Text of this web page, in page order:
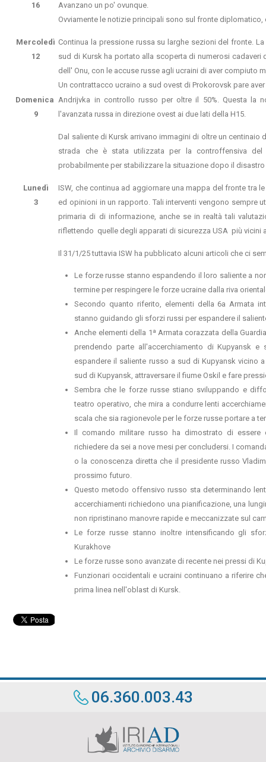
16​
Avanzano un po' ovunque.
Ovviamente le notizie principali sono sul fronte
Mercoledì
12
Continua la pressione russa su larghe sezioni del fronte.
sud di Kursk ha portato alla scoperta di numerosi
dell' Onu, con le accuse russe agli ucraini di aver compiuto
Un contrattacco ucraino a sud ovest di Prokorovsk pare
Domenica
9
Andrijvka in controllo russo per oltre il 50%. Questa la
l'avanzata russa in direzione ovest ai due lati della H15.
Dal saliente di Kursk arrivano immagini di oltre un centinaio
strada che è statautilizzata per la controffensiva
probabilmente per stabilizzare la situazione dopo il
Lunedì
3
ISW, che continua ad aggiornare una mappa del fronte tra
ed opinioni in un rapporto. Tali interventi vengono
primaria di di informazione, anche se in realtà tali
riflettendo quelle degli apparati di sicurezza USA più vicini
Il 31/1/25 tuttavia ISW ha pubblicato alcuni articoli che ci
Le forze russe stanno espandendo il loro saliente a
termine per respingere le forze ucraine dalla riva
Secondo quanto riferito, elementi della 6a Armata
stanno guidando gli sforzi russi per espandere il
Anche elementi della 1ª Armata corazzata della
prendendo parte all'accerchiamento di Kupyansk
espandere il saliente russo a sud di Kupyansk vicino
sud di Kupyansk, attraversare il fiume Oskil e fare
Sembra che le forze russe stiano sviluppando e
teatro operativo, che mira a condurre lenti
scala che sia ragionevole per le forze russe portare a
Il comando militare russo ha dimostrato di
richiedere da sei a nove mesi per concludersi. I
o la conoscenza diretta che il presidente russo
prossimo futuro.
Questo metodo offensivo russo sta determinando
accerchiamenti richiedono una pianificazione, una
non ripristinano manovre rapide e meccanizzate sul
Le forze russe stanno inoltre intensificando gli
Kurakhove
Le forze russe sono avanzate di recente nei pressi di
Funzionari occidentali e ucraini continuano a riferire
prima linea nell'oblast di Kursk.
06.360.003.43